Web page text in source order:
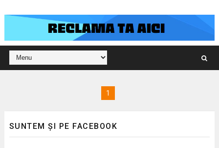
1
SUNTEM ȘI PE FACEBOOK